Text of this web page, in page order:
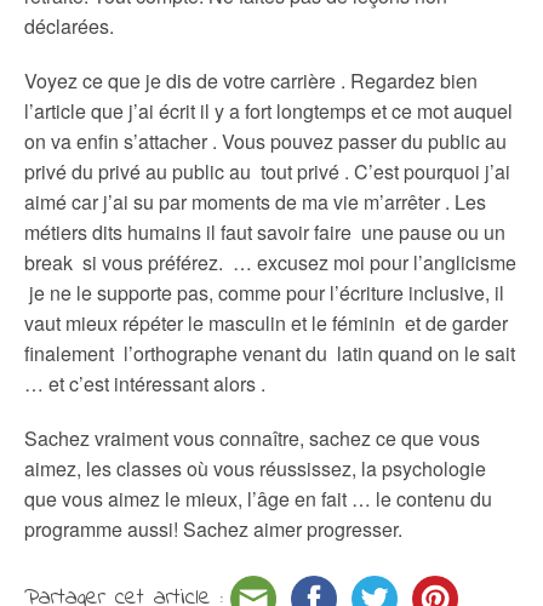
déclarées.
Voyez ce que je dis de votre carrière . Regardez bien
l’article que j’ai écrit il y a fort longtemps et ce mot auquel
on va enfin s’attacher . Vous pouvez passer du public au
privé du privé au public au tout privé . C’est pourquoi j’ai
aimé car j’ai su par moments de ma vie m’arrêter . Les
métiers dits humains il faut savoir faire une pause ou un
break si vous préférez. … excusez moi pour l’anglicisme
je ne le supporte pas, comme pour l’écriture inclusive, il
vaut mieux répéter le masculin et le féminin et de garder
finalement l’orthographe venant du latin quand on le sait
… et c’est intéressant alors .
Sachez vraiment vous connaître, sachez ce que vous
aimez, les classes où vous réussissez, la psychologie
que vous aimez le mieux, l’âge en fait … le contenu du
programme aussi! Sachez aimer progresser.
Partager cet article :